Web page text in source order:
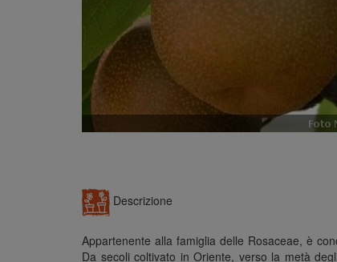
Descrizione
Appartenente alla famiglia delle Rosaceae, è
Da secoli coltivato in Oriente, verso la metà